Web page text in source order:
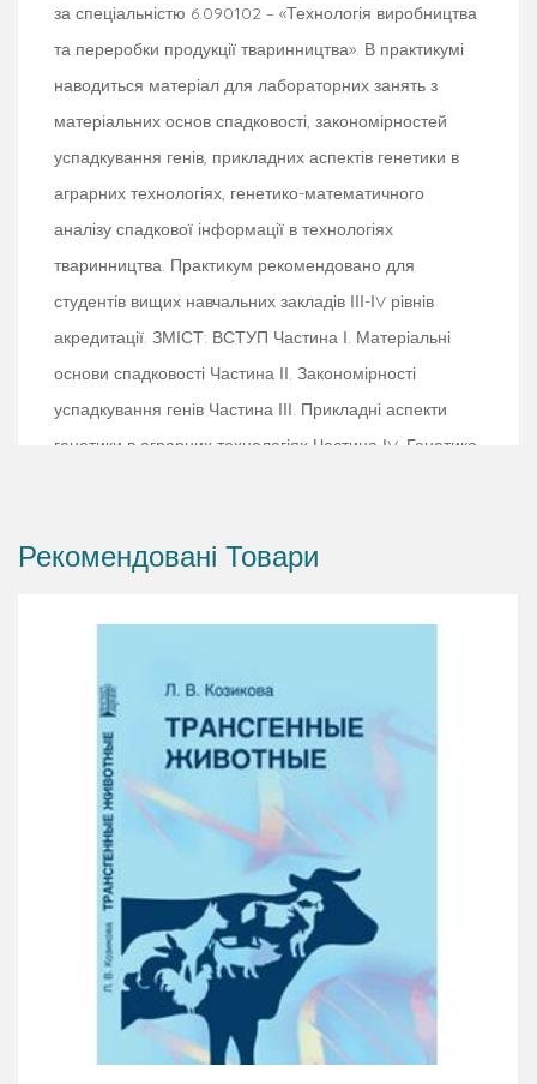
за спеціальністю 6.090102 – «Технологія виробництва
та переробки продукції тваринництва». В практикумі
наводиться матеріал для лабораторних занять з
матеріальних основ спадковості, закономірностей
успадкування генів, прикладних аспектів генетики в
аграрних технологіях, генетико-математичного
аналізу спадкової інформації в технологіях
тваринництва. Практикум рекомендовано для
студентів вищих навчальних закладів ІІІ-ІV рівнів
акредитації. ЗМІСТ: ВСТУП Частина І. Матеріальні
основи спадковості Частина ІІ. Закономірності
успадкування генів Частина ІІІ. Прикладні аспекти
генетики в аграрних технологіях Частина ІV. Генетико-
ЛІТЕРАТУРА ДОДАТКИ
Рекомендовані Товари